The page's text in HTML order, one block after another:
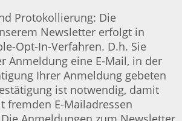
Protokollierung: Die
Newsletter erfolgt in
Opt-In-Verfahren. D.h. Sie
Anmeldung eine E-Mail, in der
Ihrer Anmeldung gebeten
ist notwendig, damit
fremden E-Mailadressen